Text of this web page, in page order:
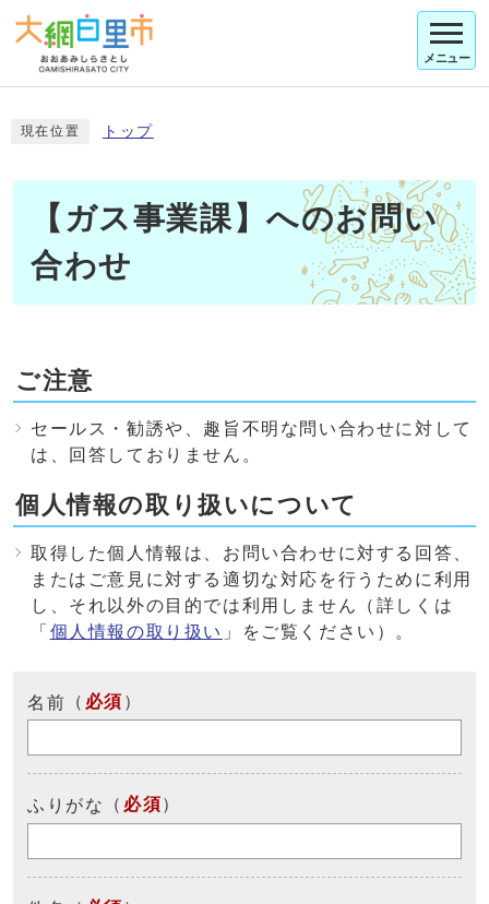
メニュー
現在位置 トップ
【ガス事業課】へのお問い
合わせ
ご注意
セールス・勧誘や、趣旨不明な問い合わせに対して
は、回答しておりません。
個人情報の取り扱いについて
取得した個人情報は、お問い合わせに対する回答、
またはご意見に対する適切な対応を行うために利用
し、それ以外の目的では利用しません（詳しくは
「 個人情報の取り扱い 」をご覧ください）。
名前 （ 必須 ）
ふりがな （ 必須）